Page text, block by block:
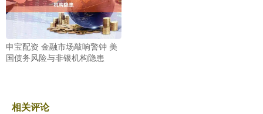
申宝配资 金融市场敲响警钟 美
国债务风险与非银机构隐患
相关评论